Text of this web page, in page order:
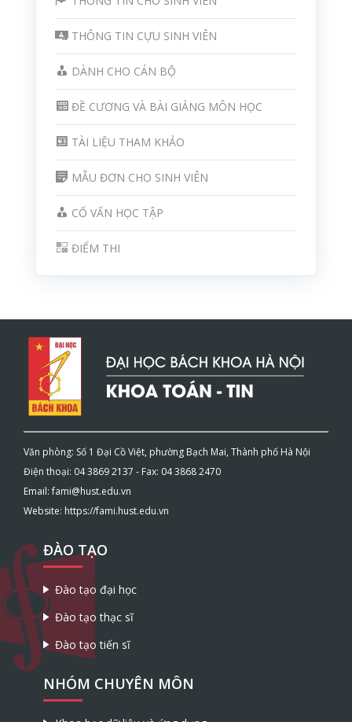
THÔNG TIN CỰU SINH VIÊN
DÀNH CHO CÁN BỘ
ĐỀ CƯƠNG VÀ BÀI GIẢNG MÔN HỌC
TÀI LIỆU THAM KHẢO
MẪU ĐƠN CHO SINH VIÊN
CỐ VẤN HỌC TẬP
ĐIỂM THI
Văn phòng: Số 1 Đại Cồ Việt, phường Bạch Mai, Thành phố Hà Nội
Điện thoại: 04 3869 2137 - Fax: 04 3868 2470
Email: fami@hust.edu.vn
Website: https://fami.hust.edu.vn
ĐÀO TẠO
Đào tạo đại học
Đào tạo thạc sĩ
Đào tạo tiến sĩ
NHÓM CHUYÊN MÔN